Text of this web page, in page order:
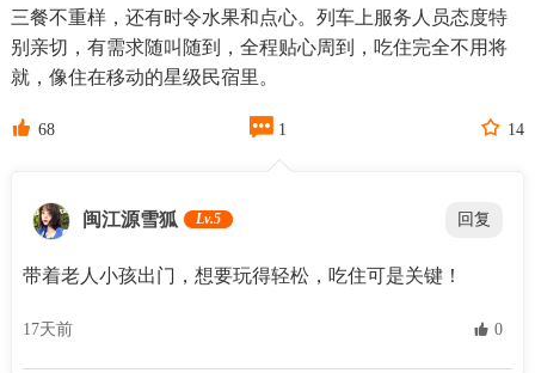
三餐不重样，还有时令水果和点心。列车上服务人员态度特
别亲切，有需求随叫随到，全程贴心周到，吃住完全不用将
就，像住在移动的星级民宿里。
 68  1  14
闽江源雪狐 Lv.5 回复
带着老人小孩出门，想要玩得轻松，吃住可是关键！
17天前  0